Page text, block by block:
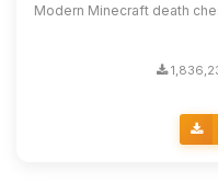
Modern Minecraft death